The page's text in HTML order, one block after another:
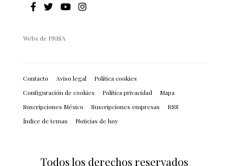
Webs de PRISA
Contacto Aviso legal
Política cookies
Configuración de cookies
Política privacidad
Mapa
Suscripciones México
Suscripciones empresas
RSS
Índice de temas
Noticias de hoy
Todos los derechos reservados